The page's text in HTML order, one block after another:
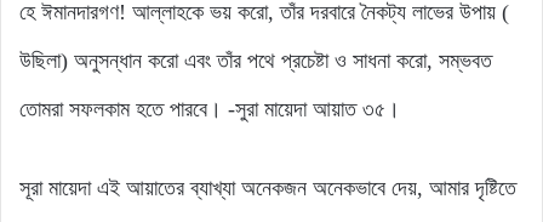
হে ঈমানদারগণ! আল্লাহকে ভয় করো, তাঁর দরবারে নৈকট্য লাভের উপায় (
উছিলা) অনুসন্ধান করো এবং তাঁর পথে প্রচেষ্টা ও সাধনা করো, সম্ভবত
তোমরা সফলকাম হতে পারবে। -সুরা মায়েদা আয়াত ৩৫।
সূরা মায়েদা এই আয়াতের ব্যাখ্যা অনেকজন অনেকভাবে দেয়, আমার দৃষ্টিতে